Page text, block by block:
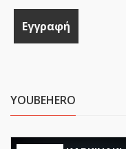
YOUBEHERO